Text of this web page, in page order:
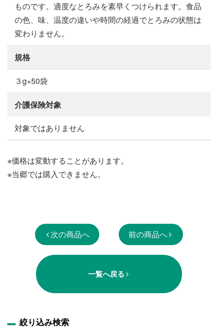
ものです。適度なとろみを素早くつけられます。食品
の色、味、温度の違いや時間の経過でとろみの状態は
変わりません。
規格
３g×50袋
介護保険対象
対象ではありません
※価格は変動することがあります。
※当郷では購入できません。
次の商品へ 前の商品へ
一覧へ戻る
絞り込み検索